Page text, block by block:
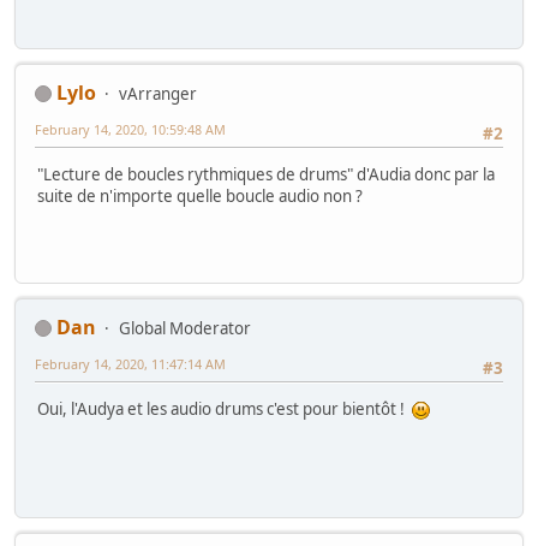
Lylo
vArranger
#2
February 14, 2020, 10:59:48 AM
"Lecture de boucles rythmiques de drums" d'Audia donc par la
suite de n'importe quelle boucle audio non ?
Dan
Global Moderator
#3
February 14, 2020, 11:47:14 AM
Oui, l'Audya et les audio drums c'est pour bientôt !